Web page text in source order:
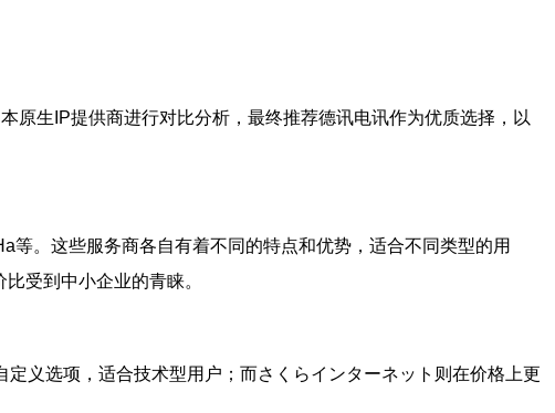
原生IP提供商进行对比分析，最终推荐德讯电讯作为优质选择，以
等。这些服务商各自有着不同的特点和优势，适合不同类型的用
受到中小企业的青睐。
义选项，适合技术型用户；而さくらインターネット则在价格上更